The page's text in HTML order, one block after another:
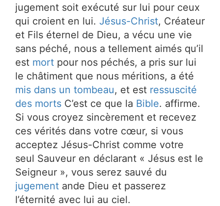
jugement soit exécuté sur lui pour ceux
qui croient en lui. Jésus-Christ, Créateur
et Fils éternel de Dieu, a vécu une vie
sans péché, nous a tellement aimés qu’il
est mort pour nos péchés, a pris sur lui
le châtiment que nous méritions, a été
mis dans un tombeau, et est ressuscité
des morts C’est ce que la Bible. affirme.
Si vous croyez sincèrement et recevez
ces vérités dans votre cœur, si vous
acceptez Jésus-Christ comme votre
seul Sauveur en déclarant « Jésus est le
Seigneur », vous serez sauvé du
jugement ande Dieu et passerez
l’éternité avec lui au ciel.